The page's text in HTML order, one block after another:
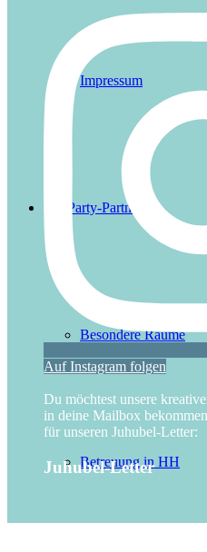
Impressum
Party-Partner
Besondere Räume
Betreuung in HH
Auf Instagram folgen
Du möchtest unsere
in deine Mailbox
für unseren Juhubel-Letter:
Juhubel-Letter